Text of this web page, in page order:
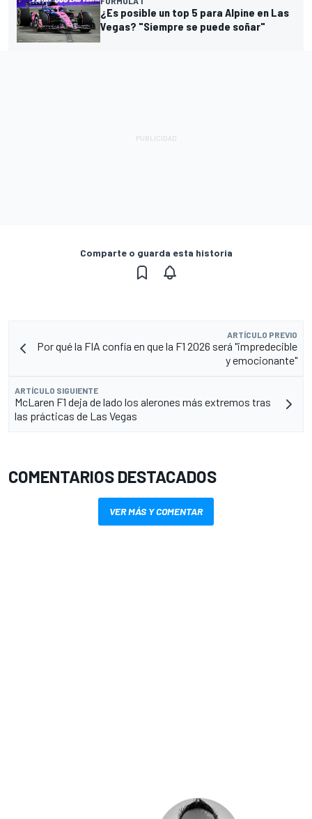
¿Es posible un top 5 para Alpine en Las
Vegas? "Siempre se puede soñar"
Comparte o guarda esta historia
ARTÍCULO PREVIO
Por qué la FIA confía en que la F1 2026 será "impredecible
y emocionante"
ARTÍCULO SIGUIENTE
McLaren F1 deja de lado los alerones más extremos tras
las prácticas de Las Vegas
COMENTARIOS DESTACADOS
VER MÁS Y COMENTAR